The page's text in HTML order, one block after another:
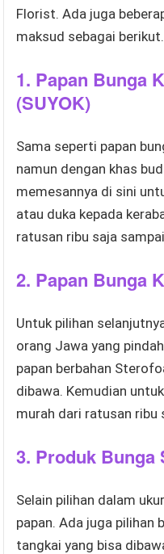
Florist. Ada juga
maksud sebagai berikut.
1. Papan Bunga
(SUYOK)
Sama seperti papan
namun dengan khas
memesannya di sini
atau duka kepada
ratusan ribu saja
2. Papan Bunga
Untuk pilihan
orang Jawa yang
papan berbahan
dibawa. Kemudian
murah dari ratusan ribu
3. Produk Bunga
Selain pilihan dalam
papan. Ada juga pilihan
tangkai yang bisa